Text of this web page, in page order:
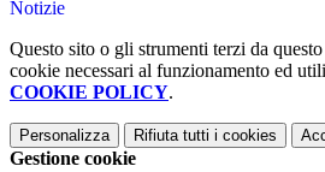
Notizie
Questo sito o gli strumenti terzi da
cookie necessari al funzionamento ed
COOKIE POLICY.
Personalizza Rifiuta tutti i cookies
Gestione cookie